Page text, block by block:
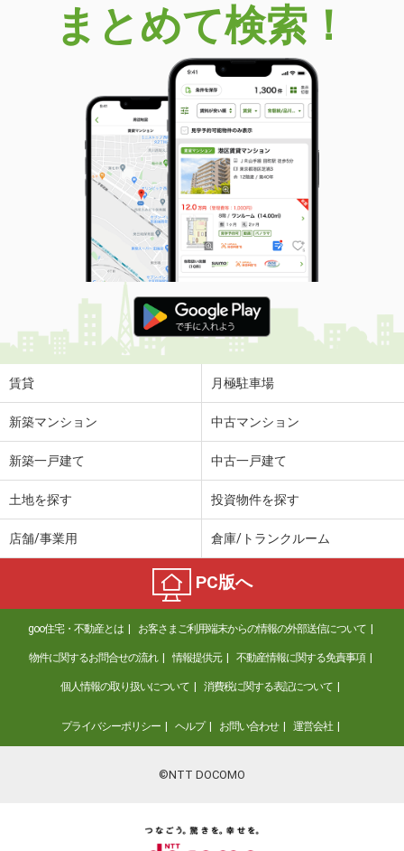
まとめて検索！
賃貸 月極駐車場
新築マンション 中古マンション
新築一戸建て 中古一戸建て
土地を探す 投資物件を探す
店舗/事業用 倉庫/トランクルーム
PC版へ
goo住宅・不動産とは お客さまご利用端末からの情報の外部送信について
物件に関するお問合せの流れ 情報提供元 不動産情報に関する免責事項
個人情報の取り扱いについて 消費税に関する表記について
プライバシーポリシー ヘルプ お問い合わせ 運営会社
©NTT DOCOMO